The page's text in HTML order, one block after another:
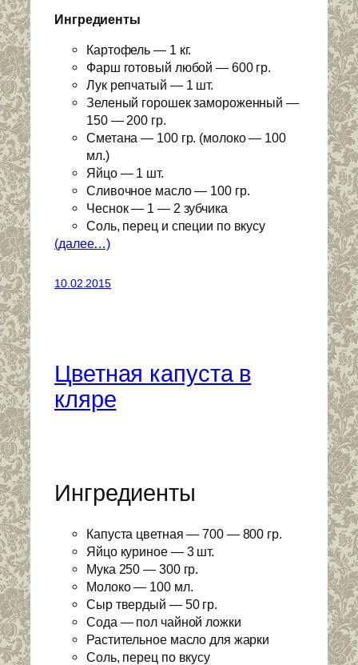
Ингредиенты
Картофель — 1 кг.
Фарш готовый любой — 600 гр.
Лук репчатый — 1 шт.
Зеленый горошек замороженный —
150 — 200 гр.
Сметана — 100 гр. (молоко — 100
мл.)
Яйцо — 1 шт.
Сливочное масло — 100 гр.
Чеснок — 1 — 2 зубчика
Соль, перец и специи по вкусу
(далее…)
10.02.2015
Цветная капуста в
кляре
Ингредиенты
Капуста цветная — 700 — 800 гр.
Яйцо куриное — 3 шт.
Мука 250 — 300 гр.
Молоко — 100 мл.
Сыр твердый — 50 гр.
Сода — пол чайной ложки
Растительное масло для жарки
Соль, перец по вкусу